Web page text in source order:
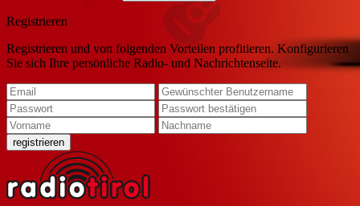
Registrieren
Registrieren und von folgenden Vorteilen profitieren. Konfigurieren
Sie sich Ihre persönliche Radio- und Nachrichtenseite.